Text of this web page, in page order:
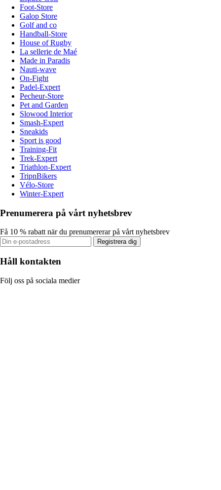
Foot-Store
Galop Store
Golf and co
Handball-Store
House of Rugby
La sellerie de Maé
Made in Paradis
Nauti-wave
On-Fight
Padel-Expert
Pecheur-Store
Pet and Garden
Slowood Interior
Smash-Expert
Sneakids
Sport is good
Training-Fit
Trek-Expert
Triathlon-Expert
TripnBikers
Vélo-Store
Winter-Expert
Prenumerera på vårt nyhetsbrev
Få 10 % rabatt när du prenumererar på vårt nyhetsbrev
Registrera dig
Håll kontakten
Följ oss på sociala medier